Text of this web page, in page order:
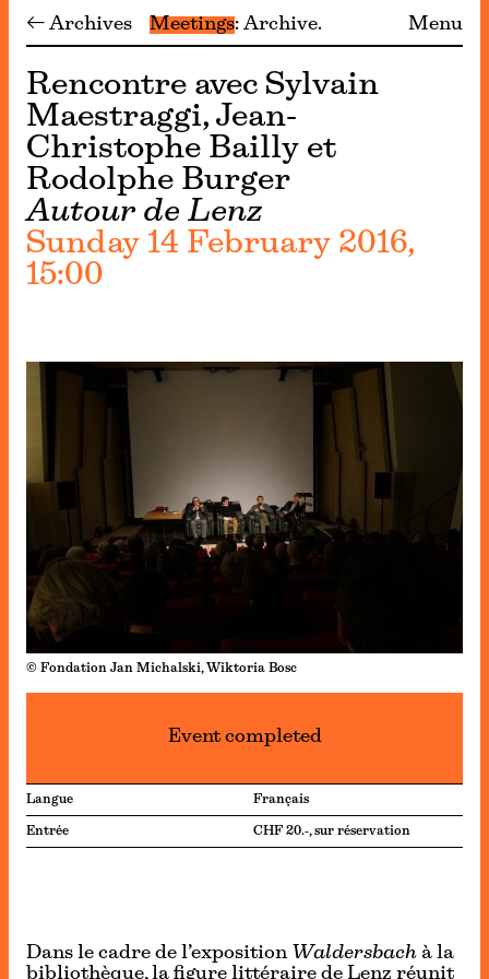
← Archives Meetings Archive Menu
Rencontre avec Sylvain
Maestraggi, Jean-
Christophe Bailly et
Rodolphe Burger
Autour de Lenz
Sunday 14 February 2016,
15:00
© Fondation Jan Michalski, Wiktoria Bosc
Event completed
Langue Français
Entrée CHF 20.-, sur réservation
Dans le cadre de l’exposition Waldersbach à la
bibliothèque, la figure littéraire de Lenz réunit